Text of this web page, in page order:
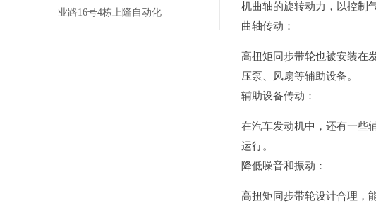
业路16号4栋上隆自动化
机曲轴的旋转动力，以控制
曲轴传动：
高扭矩同步带轮也被安装在
压泵、风扇等辅助设备。
辅助设备传动：
在汽车发动机中，还有一些
运行。
降低噪音和振动：
高扭矩同步带轮设计合理，